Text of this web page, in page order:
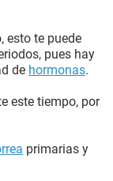
esto te puede
pues hay
de hormonas.
este tiempo, por
primarias y